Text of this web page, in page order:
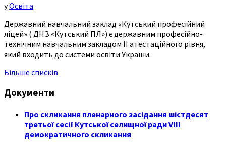
уОсвіта
Державний навчальний заклад «Кутський професійний
ліцей» ( ДНЗ «Кутський ПЛ») є державним професійно-
технічним навчальним закладом ІІ атестаційного рівня,
який входить до системи освіти України.
Більше списків
Документи
Про скликання пленарного засідання шістдесят
третьої сесії Кутської селищної ради VIII
демократичного скликання